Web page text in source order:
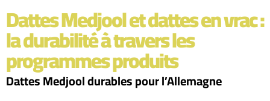
Dattes Medjool et dattes en vrac :
la durabilité à travers les
programmes produits
Dattes Medjool durables pour l’Allemagne